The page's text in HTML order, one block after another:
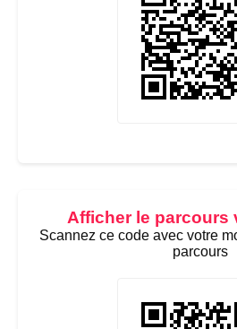
Afficher le parcours
Scannez ce code avec votre
parcours